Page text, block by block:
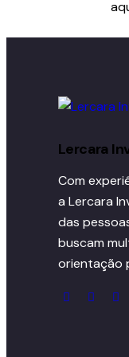
Lercara
Com
a Lercara
das
buscam
orientação